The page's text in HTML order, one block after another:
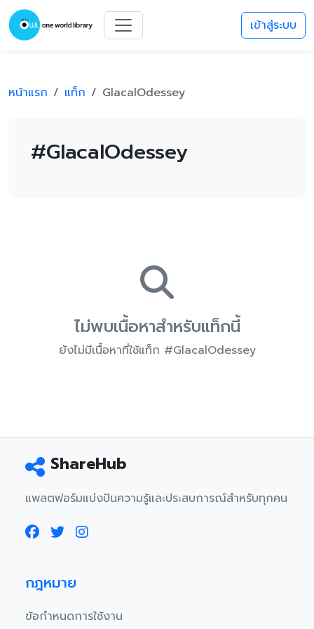
เข้าสู่ระบบ
หน้าแรก แท็ก GlacalOdessey
#GlacalOdessey
ไม่พบเนื้อหาสำหรับแท็กนี้
ยังไม่มีเนื้อหาที่ใช้แท็ก #GlacalOdessey
ShareHub
แพลตฟอร์มแบ่งปันความรู้และประสบการณ์สำหรับทุกคน
กฎหมาย
ข้อกำหนดการใช้งาน